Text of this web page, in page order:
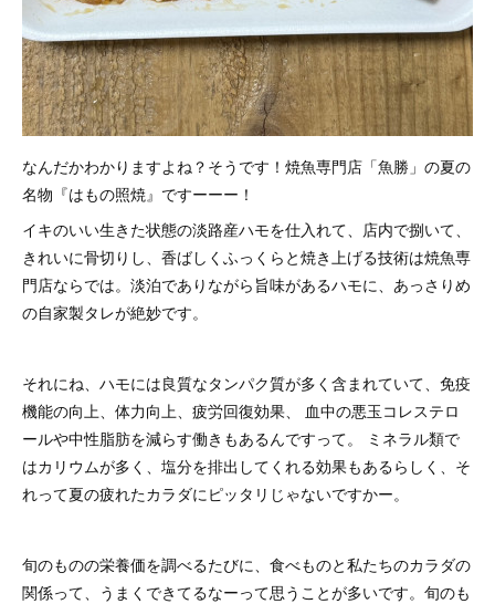
なんだかわかりますよね？そうです！焼魚専門店「魚勝」の夏の
名物『はもの照焼』ですーーー！
イキのいい生きた状態の淡路産ハモを仕入れて、店内で捌いて、
きれいに骨切りし、香ばしくふっくらと焼き上げる技術は焼魚専
門店ならでは。淡泊でありながら旨味があるハモに、あっさりめ
の自家製タレが絶妙です。
それにね、ハモには良質なタンパク質が多く含まれていて、免疫
機能の向上、体力向上、疲労回復効果、 血中の悪玉コレステロ
ールや中性脂肪を減らす働きもあるんですって。 ミネラル類で
はカリウムが多く、塩分を排出してくれる効果もあるらしく、そ
れって夏の疲れたカラダにピッタリじゃないですかー。
旬のものの栄養価を調べるたびに、食べものと私たちのカラダの
関係って、うまくできてるなーって思うことが多いです。旬のも